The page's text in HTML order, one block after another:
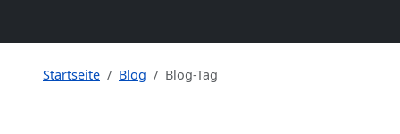
Startseite Blog Blog-Tag